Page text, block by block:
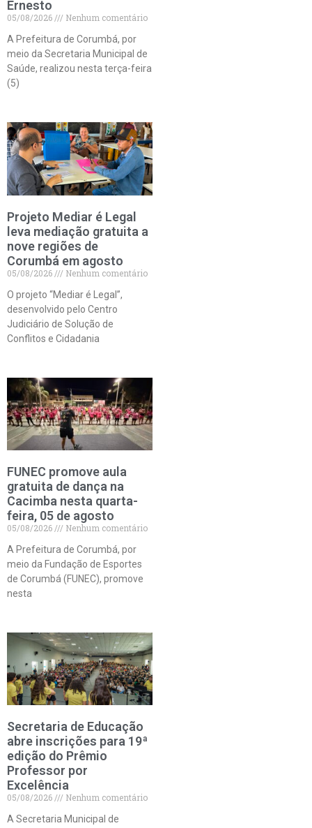
Ernesto
05/08/2026
Nenhum comentário
A Prefeitura de Corumbá, por
meio da Secretaria Municipal de
Saúde, realizou nesta terça-feira
(5)
Projeto Mediar é Legal
leva mediação gratuita a
nove regiões de
Corumbá em agosto
05/08/2026
Nenhum comentário
O projeto “Mediar é Legal”,
desenvolvido pelo Centro
Judiciário de Solução de
Conflitos e Cidadania
FUNEC promove aula
gratuita de dança na
Cacimba nesta quarta-
feira, 05 de agosto
05/08/2026
Nenhum comentário
A Prefeitura de Corumbá, por
meio da Fundação de Esportes
de Corumbá (FUNEC), promove
nesta
Secretaria de Educação
abre inscrições para 19ª
edição do Prêmio
Professor por
Excelência
05/08/2026
Nenhum comentário
A Secretaria Municipal de